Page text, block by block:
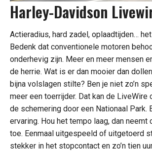
Harley-Davidson
Actieradius, hard zadel, oplaadtijden…
Bedenk dat conventionele motoren
onderhevig zijn. Meer en meer mensen
de herrie. Wat is er dan mooier dan
bijna volslagen stilte? Ben je niet zo’n
meer een toerrijder. Dat kan de LiveWire
de schemering door een Nationaal Park.
ervaring. Hou het tempo laag, dan neemt
toe. Eenmaal uitgespeeld of uitgetoerd
stekker in het stopcontact en zo’n tien